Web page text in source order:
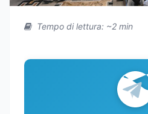
Tempo di lettura: ~2 min